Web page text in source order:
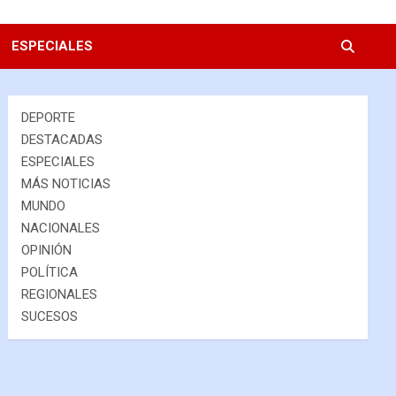
ESPECIALES
DEPORTE
DESTACADAS
ESPECIALES
MÁS NOTICIAS
MUNDO
NACIONALES
OPINIÓN
POLÍTICA
REGIONALES
SUCESOS